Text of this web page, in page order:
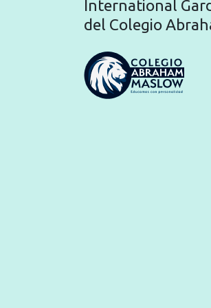
International
del Colegio